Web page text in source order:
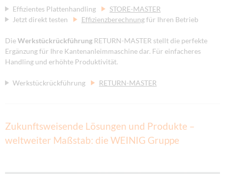
Effizientes Plattenhandling
STORE-MASTER
Jetzt direkt testen
Effizienzberechnungfür Ihren Betrieb
DieWerkstückrückführung RETURN-MASTER stellt die perfekte
Ergänzung für Ihre Kantenanleimmaschine dar. Für einfacheres
Handling und erhöhte Produktivität.
Werkstückrückführung RETURN-MASTER
Zukunftsweisende Lösungen und Produkte –
weltweiter Maßstab: die WEINIG Gruppe